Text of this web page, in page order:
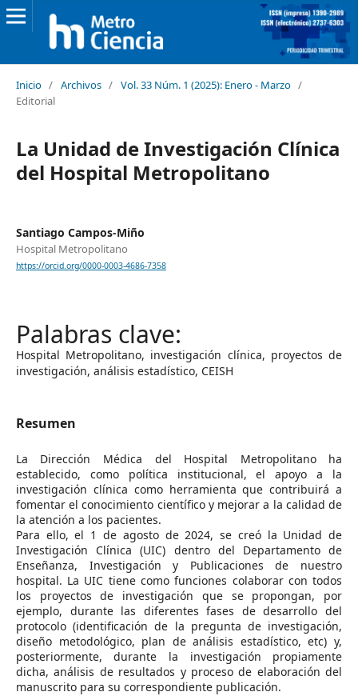
Inicio / Archivos / Vol. 33 Núm. 1 (2025): Enero - Marzo /
Editorial
La Unidad de Investigación Clínica
del Hospital Metropolitano
Santiago Campos-Miño
Hospital Metropolitano
https://orcid.org/0000-0003-4686-7358
Hospital Metropolitano, investigación clínica, proyectos de
investigación, análisis estadístico, CEISH
Resumen
La Dirección Médica del Hospital Metropolitano ha
establecido, como política institucional, el apoyo a la
investigación clínica como herramienta que contribuirá a
fomentar el conocimiento científico y mejorar a la calidad de
la atención a los pacientes.
Para ello, el 1 de agosto de 2024, se creó la Unidad de
Investigación Clínica (UIC) dentro del Departamento de
Enseñanza, Investigación y Publicaciones de nuestro
hospital. La UIC tiene como funciones colaborar con todos
los proyectos de investigación que se propongan, por
ejemplo, durante las diferentes fases de desarrollo del
protocolo (identificación de la pregunta de investigación,
diseño metodológico, plan de análisis estadístico, etc) y,
posteriormente, durante la investigación propiamente
dicha, análisis de resultados y proceso de elaboración del
manuscrito para su correspondiente publicación.